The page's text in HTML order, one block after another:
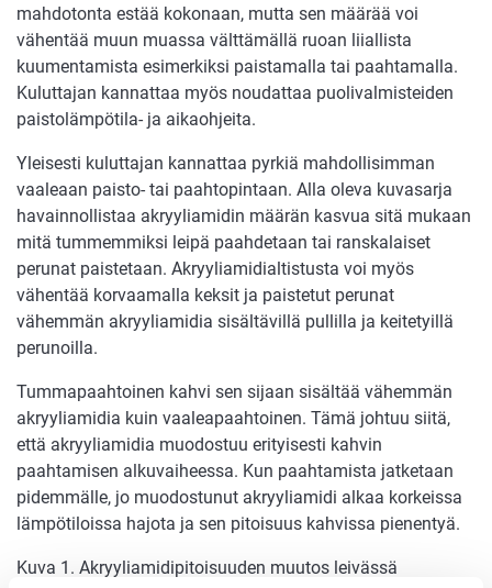
mahdotonta estää kokonaan, mutta sen määrää voi
vähentää muun muassa välttämällä ruoan liiallista
kuumentamista esimerkiksi paistamalla tai paahtamalla.
Kuluttajan kannattaa myös noudattaa puolivalmisteiden
paistolämpötila- ja aikaohjeita.
Yleisesti kuluttajan kannattaa pyrkiä mahdollisimman
vaaleaan paisto- tai paahtopintaan. Alla oleva kuvasarja
havainnollistaa akryyliamidin määrän kasvua sitä mukaan
mitä tummemmiksi leipä paahdetaan tai ranskalaiset
perunat paistetaan. Akryyliamidialtistusta voi myös
vähentää korvaamalla keksit ja paistetut perunat
vähemmän akryyliamidia sisältävillä pullilla ja keitetyillä
perunoilla.
Tummapaahtoinen kahvi sen sijaan sisältää vähemmän
akryyliamidia kuin vaaleapaahtoinen. Tämä johtuu siitä,
että akryyliamidia muodostuu erityisesti kahvin
paahtamisen alkuvaiheessa. Kun paahtamista jatketaan
pidemmälle, jo muodostunut akryyliamidi alkaa korkeissa
lämpötiloissa hajota ja sen pitoisuus kahvissa pienentyä.
Kuva 1. Akryyliamidipitoisuuden muutos leivässä